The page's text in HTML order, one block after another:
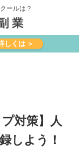
ールは？
業
しくは ＞
対策】人
しよう！